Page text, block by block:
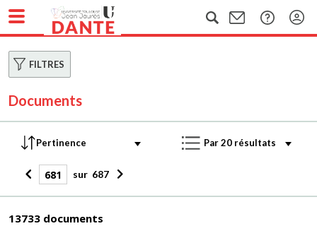
FILTRES
Documents
sur 687
13733 documents